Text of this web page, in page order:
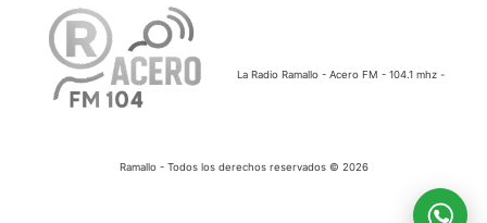
La Radio Ramallo - Acero FM - 104.1 mhz -
Ramallo - Todos los derechos reservados © 2026